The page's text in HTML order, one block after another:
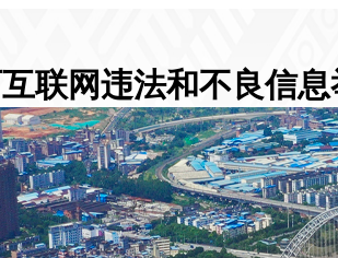
联网违法和不良信